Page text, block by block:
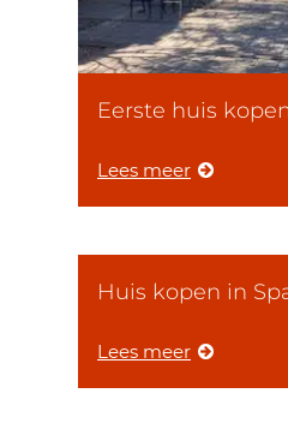
Eerste huis
Lees meer
Huis kopen in
Lees meer